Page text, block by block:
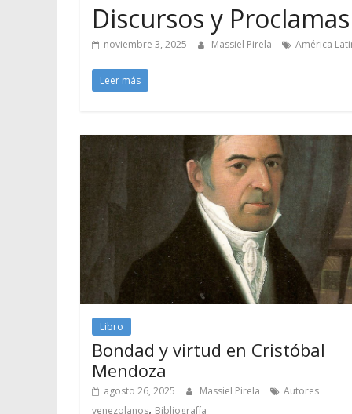
Discursos y Proclamas
noviembre 3, 2025 Massiel Pirela América
Leer más
Libro
Bondad y virtud en Cristóbal
Mendoza
agosto 26, 2025 Massiel Pirela
Autores
venezolanos, Bibliografía